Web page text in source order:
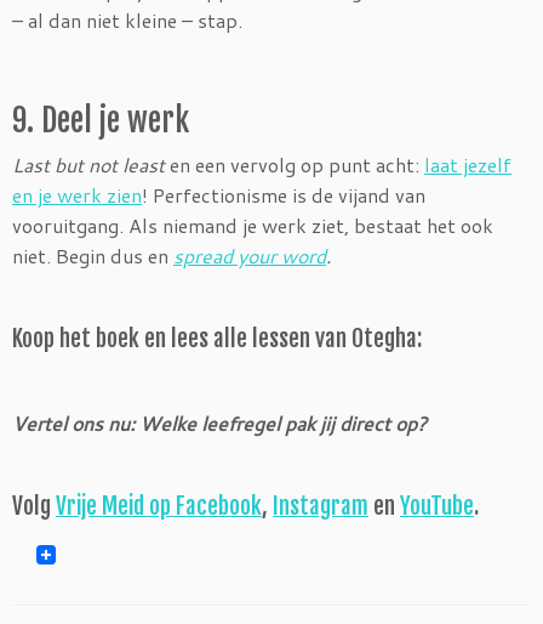
– al dan niet kleine – stap.
9. Deel je werk
Last but not leasten een vervolg op punt acht: laat jezelf
en je werk zien! Perfectionisme is de vijand van
vooruitgang. Als niemand je werk ziet, bestaat het ook
niet. Begin dus en spread your word.
Koop het boek en lees alle lessen van Otegha:
Vertel ons nu: Welke leefregel pak jij direct op?
Volg Vrije Meid op Facebook, Instagram en YouTube.